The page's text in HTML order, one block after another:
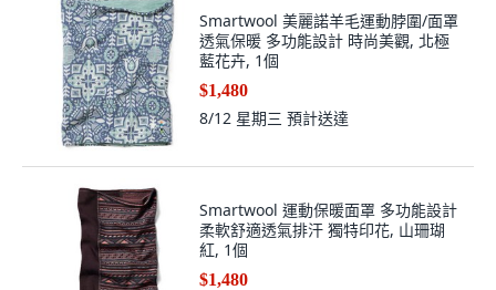
Smartwool 美麗諾羊毛運動脖圍/面罩
透氣保暖 多功能設計 時尚美觀, 北極
藍花卉, 1個
$1,480
8/12 星期三 預計送達
Smartwool 運動保暖面罩 多功能設計
柔軟舒適透氣排汗 獨特印花, 山珊瑚
紅, 1個
$1,480